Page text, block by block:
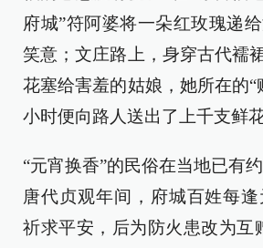
府城”符阿婆将一朵红玫瑰递
笑意；文庄路上，身穿古代襦
花塞给害羞的姑娘，她所在的“
小时便向路人送出了上千支鲜花
“元宵换香”的民俗在当地已有
唐代贞观年间，府城百姓每
祈求平安，后为防火患改为互